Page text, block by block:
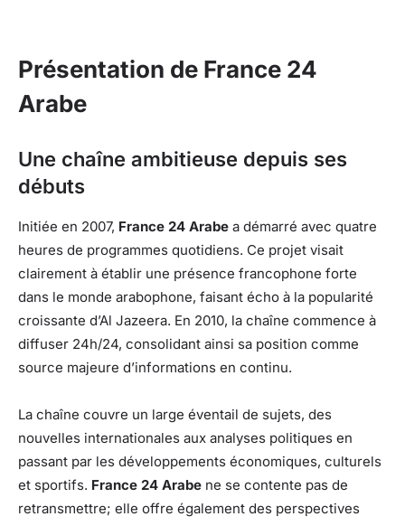
Présentation de France 24
Arabe
Une chaîne ambitieuse depuis ses
débuts
Initiée en 2007, France 24 Arabe a démarré avec quatre
heures de programmes quotidiens. Ce projet visait
clairement à établir une présence francophone forte
dans le monde arabophone, faisant écho à la popularité
croissante d’Al Jazeera. En 2010, la chaîne commence à
diffuser 24h/24, consolidant ainsi sa position comme
source majeure d’informations en continu.
La chaîne couvre un large éventail de sujets, des
nouvelles internationales aux analyses politiques en
passant par les développements économiques, culturels
et sportifs. France 24 Arabe ne se contente pas de
retransmettre; elle offre également des perspectives